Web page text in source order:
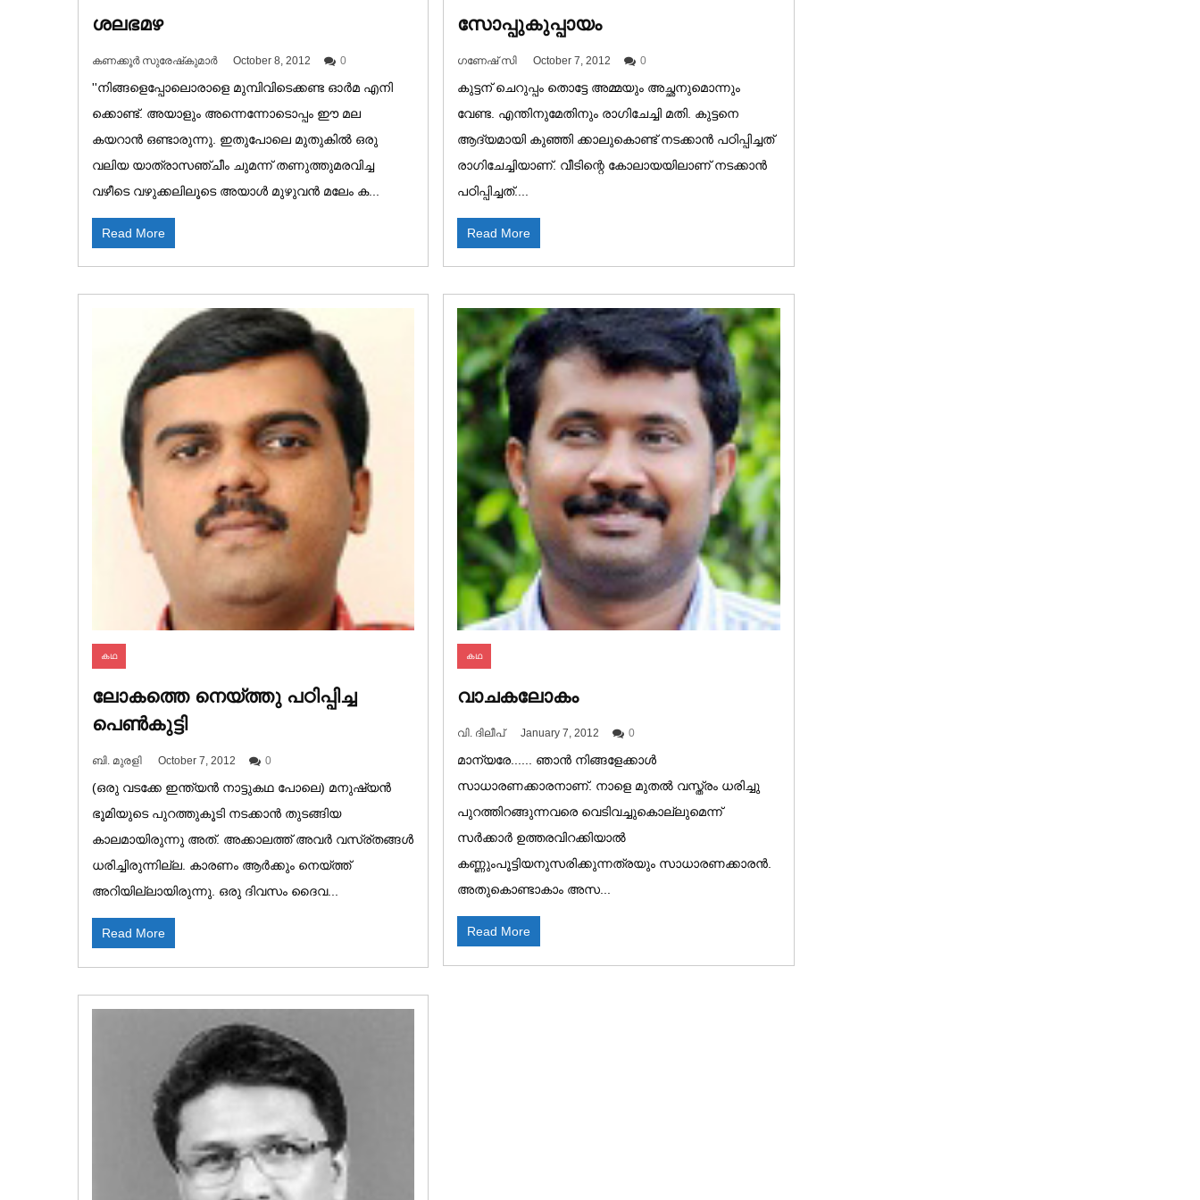
ശലഭമഴ
കണക്കൂർ സുരേഷ്‌കുമാർ October 8, 2012 0
''നിങ്ങളെപ്പോലൊരാളെ മുമ്പിവിടെക്കണ്ട ഓർമ എനി
ക്കൊണ്ട്. അയാളും അന്നെന്നോടൊപ്പം ഈ മല
കയറാൻ ഒണ്ടാരുന്നു. ഇതുപോലെ മുതുകിൽ ഒരു
വലിയ യാത്രാസഞ്ചീം ചുമന്ന് തണുത്തുമരവിച്ച
വഴീടെ വഴുക്കലിലൂടെ അയാൾ മുഴുവൻ മലേം ക...
Read More
സോപ്പുകുപ്പായം
ഗണേഷ് സി October 7, 2012 0
കുട്ടന് ചെറുപ്പം തൊട്ടേ അമ്മയും അച്ഛനുമൊന്നും
വേണ്ട. എന്തിനുമേതിനും രാഗിചേച്ചി മതി. കുട്ടനെ
ആദ്യമായി കുഞ്ഞി ക്കാലുകൊണ്ട് നടക്കാൻ പഠിപ്പിച്ചത്
രാഗിചേച്ചിയാണ്. വീടിന്റെ കോലായയിലാണ് നടക്കാൻ
പഠിപ്പിച്ചത്....
Read More
കഥ
ലോകത്തെ നെയ്ത്തു പഠിപ്പിച്ച
പെൺകുട്ടി
ബി. മുരളി October 7, 2012 0
(ഒരു വടക്കേ ഇന്ത്യൻ നാട്ടുകഥ പോലെ) മനുഷ്യൻ
ഭൂമിയുടെ പുറത്തുകൂടി നടക്കാൻ തുടങ്ങിയ
കാലമായിരുന്നു അത്. അക്കാലത്ത് അവർ വസ്ര്തങ്ങൾ
ധരിച്ചിരുന്നില്ല. കാരണം ആർക്കും നെയ്ത്ത്
അറിയില്ലായിരുന്നു. ഒരു ദിവസം ദൈവ...
Read More
കഥ
വാചകലോകം
വി. ദിലീപ് January 7, 2012 0
മാന്യരേ...... ഞാൻ നിങ്ങളേക്കാൾ
സാധാരണക്കാരനാണ്. നാളെ മുതൽ വസ്ത്രം ധരിച്ചു
പുറത്തിറങ്ങുന്നവരെ വെടിവച്ചുകൊല്ലുമെന്ന്
സർക്കാർ ഉത്തരവിറക്കിയാൽ
കണ്ണുംപൂട്ടിയനുസരിക്കുന്നത്രയും സാധാരണക്കാരൻ.
അതുകൊണ്ടാകാം അസ...
Read More